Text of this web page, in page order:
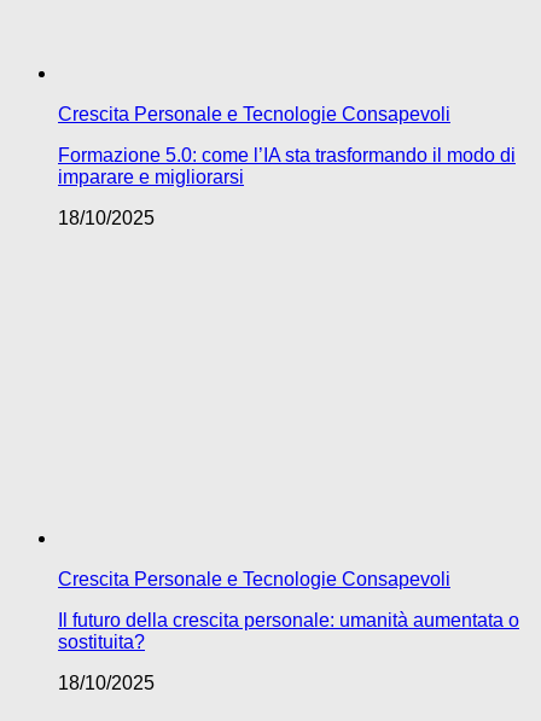
Crescita Personale e Tecnologie Consapevoli
Formazione 5.0: come l’IA sta trasformando il modo di
imparare e migliorarsi
18/10/2025
Crescita Personale e Tecnologie Consapevoli
Il futuro della crescita personale: umanità aumentata o
sostituita?
18/10/2025